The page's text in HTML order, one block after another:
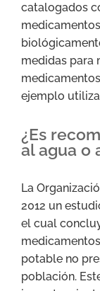
catalogados
medidas para
ejemplo
¿Es
al agua o
La
2012 un
el cual
potable no
población.